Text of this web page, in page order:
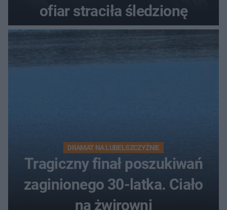
ofiar straciła śledzionę
DRAMAT NA LUBELSZCZYŹNIE
Tragiczny finał poszukiwań
zaginionego 30-latka. Ciało
na żwirowni